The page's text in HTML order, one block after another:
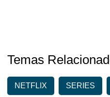
Temas
NETFLIX SERIES